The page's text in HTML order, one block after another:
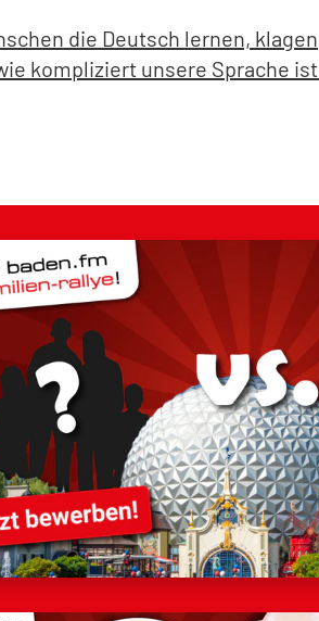
die Deutsch lernen, klagen
kompliziert unsere Sprache ist.